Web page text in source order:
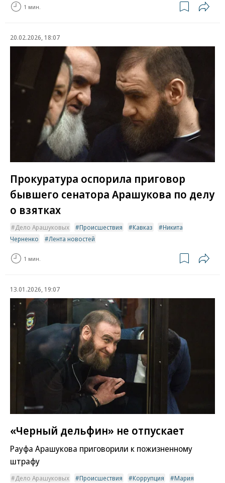
1 мин.
20.02.2026, 18:07
Прокуратура оспорила приговор
бывшего сенатора Арашукова по делу
о взятках
Дело Арашуковых Происшествия Кавказ
Никита
Черненко
Лента новостей
1 мин.
13.01.2026, 19:07
«Черный дельфин» не отпускает
Рауфа Арашукова приговорили к пожизненному
штрафу
Дело Арашуковых Происшествия Коррупция
Мария